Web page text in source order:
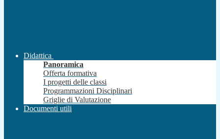
Didattica
Panoramica
Offerta formativa
I progetti delle classi
Programmazioni Disciplinari
Griglie di Valutazione
Documenti utili